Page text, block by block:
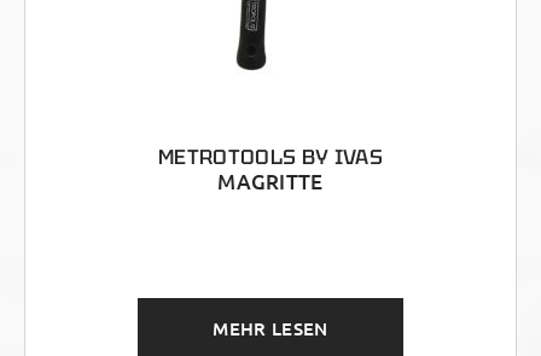
METROTOOLS BY IVAS
MAGRITTE
MEHR LESEN